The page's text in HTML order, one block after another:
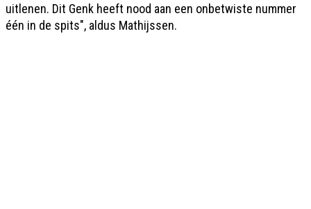
uitlenen. Dit Genk heeft nood aan een onbetwiste nummer
één in de spits", aldus Mathijssen.